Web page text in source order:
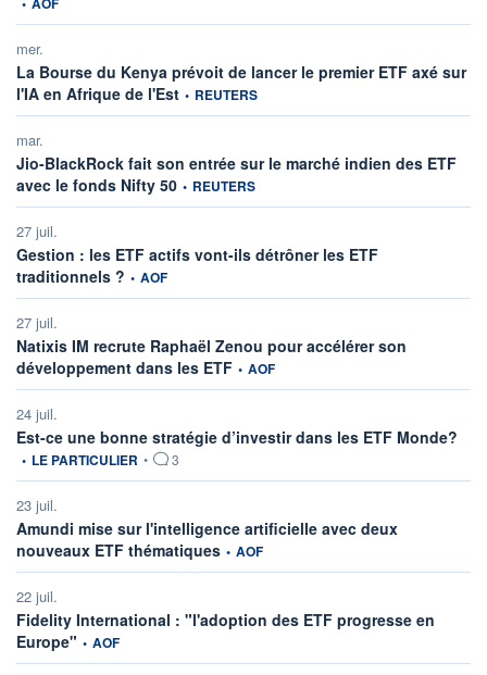
mer.
La Bourse du Kenya prévoit de lancer le premier ETF axé sur
l'IA en Afrique de l'Estinformation fournie par
• REUTERS
mar.
Jio-BlackRock fait son entrée sur le marché indien des ETF
avec le fonds Nifty 50information fournie par
• REUTERS
27 juil.
Gestion : les ETF actifs vont-ils détrôner les ETF
traditionnels ? information fournie par
• AOF
27 juil.
Natixis IM recrute Raphaël Zenou pour accélérer son
développement dans les ETFinformation fournie par
• AOF
24 juil.
Est-ce une bonne stratégie d’investir dans les ETF Monde?
• LE PARTICULIER • 3
23 juil.
Amundi mise sur l'intelligence artificielle avec deux
nouveaux ETF thématiques information fournie par
• AOF
22 juil.
Fidelity International : "l'adoption des ETF progresse en
Europe" information fournie par
• AOF